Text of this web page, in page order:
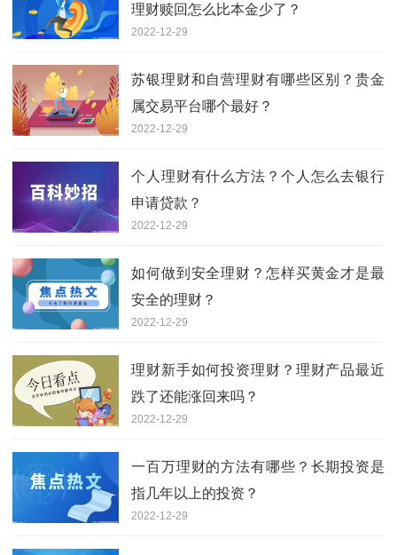
理财赎回怎么比本金少了？
2022-12-29
苏银理财和自营理财有哪些区别？贵金
属交易平台哪个最好？
2022-12-29
个人理财有什么方法？个人怎么去银行
申请贷款？
2022-12-29
如何做到安全理财？怎样买黄金才是最
安全的理财？
2022-12-29
理财新手如何投资理财？理财产品最近
跌了还能涨回来吗？
2022-12-29
一百万理财的方法有哪些？长期投资是
指几年以上的投资？
2022-12-29